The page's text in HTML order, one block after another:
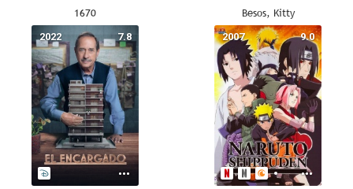
1670 Besos, Kitty
7.8
2022 9.0
2007